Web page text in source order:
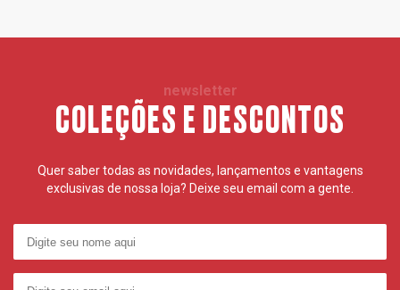
newsletter
COLEÇÕES E DESCONTOS
Quer saber todas as novidades, lançamentos e vantagens
exclusivas de nossa loja? Deixe seu email com a gente.